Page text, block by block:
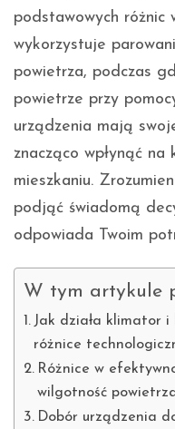
podstawowych różnic
wykorzystuje
powietrza, podczas
powietrze przy
urządzenia mają
znacząco wpłynąć
mieszkaniu.
podjąć świadomą
odpowiada Twoim
W tym artykule
Jak działa klimator
różnice
Różnice w
wilgotność
Dobór urządzenia